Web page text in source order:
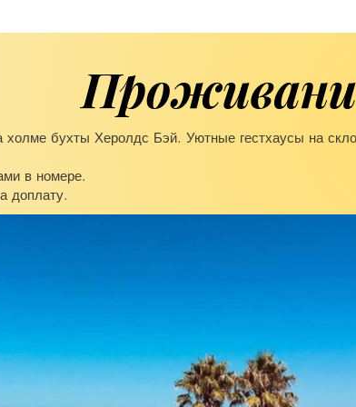
бухты Херолдс Бэй. Уютные гестхаусы на
в номере.
доплату.